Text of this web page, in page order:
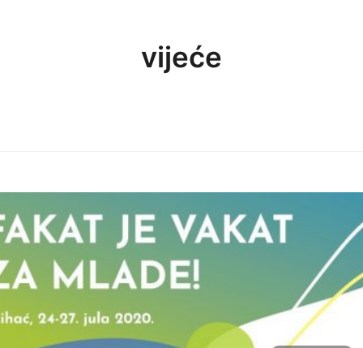
vijeće